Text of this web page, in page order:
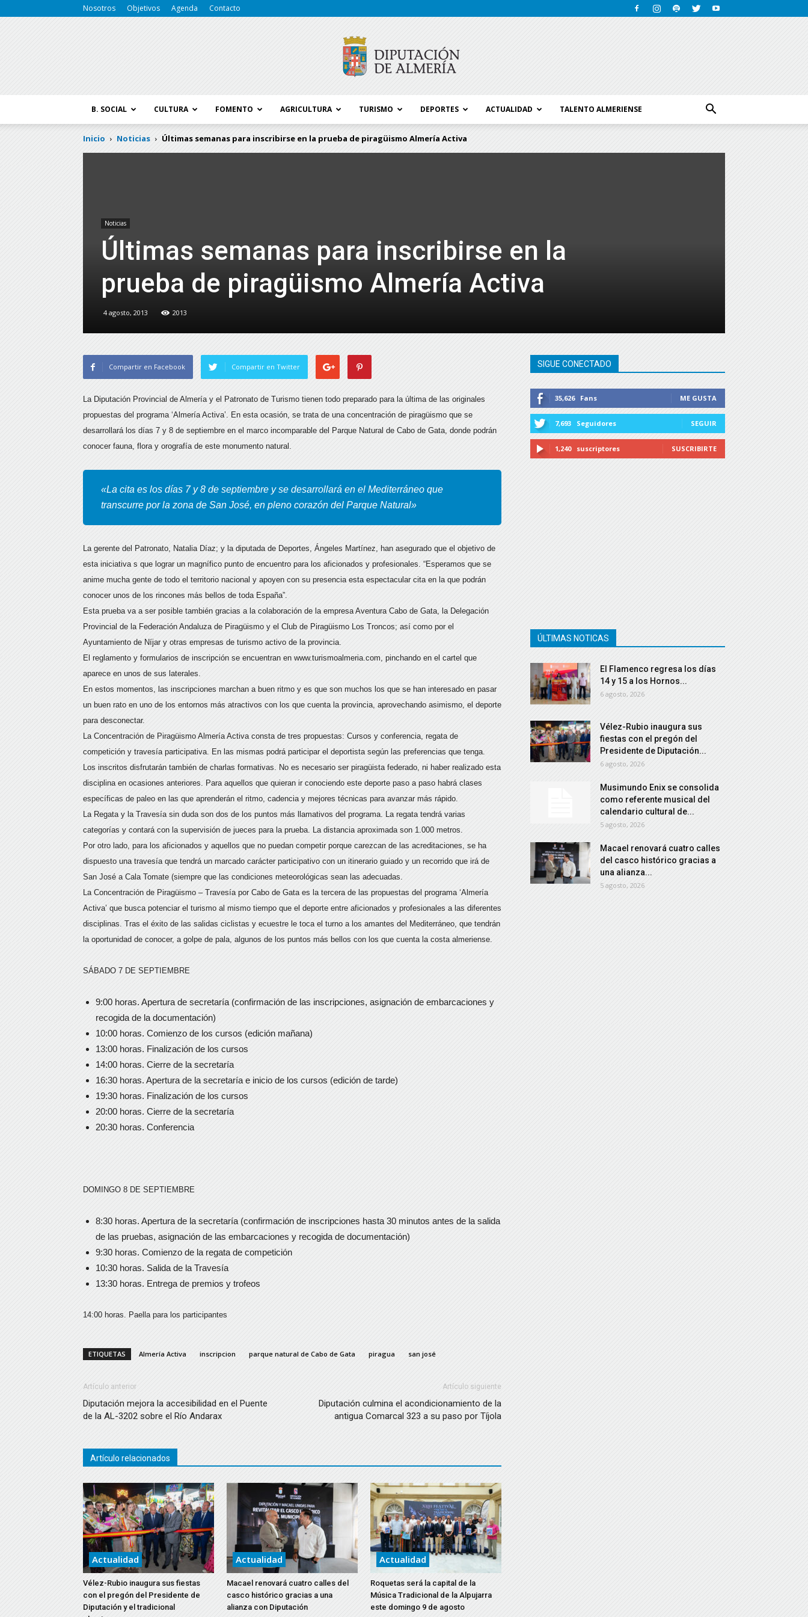
Nosotros Objetivos Agenda Contacto
de
B. SOCIAL CULTURA FOMENTO AGRICULTURA TURISMO DEPORTES ACTUALIDAD TALENTO ALMERIENSE
Inicio Noticias Últimas semanas para inscribirse en la prueba de piragüismo Almería Activa
Noticias
Últimas semanas para inscribirse en la
prueba de piragüismo Almería Activa
4 agosto, 2013 2013
Compartir en Facebook Compartir en Twitter
La Diputación Provincial de Almería y el Patronato de Turismo tienen todo preparado para la última de las originales
propuestas del programa ‘Almería Activa’. En esta ocasión, se trata de una concentración de piragüismo que se
desarrollará los días 7 y 8 de septiembre en el marco incomparable del Parque Natural de Cabo de Gata, donde podrán
conocer fauna, flora y orografía de este monumento natural.
«La cita es los días 7 y 8 de septiembre y se desarrollará en el Mediterráneo que
transcurre por la zona de San José, en pleno corazón del Parque Natural»
La gerente del Patronato, Natalia Díaz; y la diputada de Deportes, Ángeles Martínez, han asegurado que el objetivo de
esta iniciativa s que lograr un magnífico punto de encuentro para los aficionados y profesionales. “Esperamos que se
anime mucha gente de todo el territorio nacional y apoyen con su presencia esta espectacular cita en la que podrán
conocer unos de los rincones más bellos de toda España”.
Esta prueba va a ser posible también gracias a la colaboración de la empresa Aventura Cabo de Gata, la Delegación
Provincial de la Federación Andaluza de Piragüismo y el Club de Piragüismo Los Troncos; así como por el
Ayuntamiento de Níjar y otras empresas de turismo activo de la provincia.
El reglamento y formularios de inscripción se encuentran en www.turismoalmeria.com, pinchando en el cartel que
aparece en unos de sus laterales.
En estos momentos, las inscripciones marchan a buen ritmo y es que son muchos los que se han interesado en pasar
un buen rato en uno de los entornos más atractivos con los que cuenta la provincia, aprovechando asimismo, el deporte
para desconectar.
La Concentración de Piragüismo Almería Activa consta de tres propuestas: Cursos y conferencia, regata de
competición y travesía participativa. En las mismas podrá participar el deportista según las preferencias que tenga.
Los inscritos disfrutarán también de charlas formativas. No es necesario ser piragüista federado, ni haber realizado esta
disciplina en ocasiones anteriores. Para aquellos que quieran ir conociendo este deporte paso a paso habrá clases
específicas de paleo en las que aprenderán el ritmo, cadencia y mejores técnicas para avanzar más rápido.
La Regata y la Travesía sin duda son dos de los puntos más llamativos del programa. La regata tendrá varias
categorías y contará con la supervisión de jueces para la prueba. La distancia aproximada son 1.000 metros.
Por otro lado, para los aficionados y aquellos que no puedan competir porque carezcan de las acreditaciones, se ha
dispuesto una travesía que tendrá un marcado carácter participativo con un itinerario guiado y un recorrido que irá de
San José a Cala Tomate (siempre que las condiciones meteorológicas sean las adecuadas.
La Concentración de Piragüismo – Travesía por Cabo de Gata es la tercera de las propuestas del programa ‘Almería
Activa’ que busca potenciar el turismo al mismo tiempo que el deporte entre aficionados y profesionales a las diferentes
disciplinas. Tras el éxito de las salidas ciclistas y ecuestre le toca el turno a los amantes del Mediterráneo, que tendrán
la oportunidad de conocer, a golpe de pala, algunos de los puntos más bellos con los que cuenta la costa almeriense.
SÁBADO 7 DE SEPTIEMBRE
9:00 horas. Apertura de secretaría (confirmación de las inscripciones, asignación de embarcaciones y
recogida de la documentación)
10:00 horas. Comienzo de los cursos (edición mañana)
13:00 horas. Finalización de los cursos
14:00 horas. Cierre de la secretaría
16:30 horas. Apertura de la secretaría e inicio de los cursos (edición de tarde)
19:30 horas. Finalización de los cursos
20:00 horas. Cierre de la secretaría
20:30 horas. Conferencia
DOMINGO 8 DE SEPTIEMBRE
8:30 horas. Apertura de la secretaría (confirmación de inscripciones hasta 30 minutos antes de la salida
de las pruebas, asignación de las embarcaciones y recogida de documentación)
9:30 horas. Comienzo de la regata de competición
10:30 horas. Salida de la Travesía
13:30 horas. Entrega de premios y trofeos
14:00 horas. Paella para los participantes
ETIQUETAS Almería Activa inscripcion parque natural de Cabo de Gata piragua san josé
Artículo anterior
Diputación mejora la accesibilidad en el Puente
de la AL-3202 sobre el Río Andarax
Artículo siguiente
Diputación culmina el acondicionamiento de la
antigua Comarcal 323 a su paso por Tíjola
Artículo relacionados
Actualidad
Vélez-Rubio inaugura sus fiestas
con el pregón del Presidente de
Diputación y el tradicional
Actualidad
Macael renovará cuatro calles del
casco histórico gracias a una
alianza con Diputación
Actualidad
Roquetas será la capital de la
Música Tradicional de la Alpujarra
este domingo 9 de agosto
SIGUE CONECTADO
35,626 Fans ME GUSTA
7,693 Seguidores SEGUIR
1,240 suscriptores SUSCRIBIRTE
ÚLTIMAS NOTICAS
El Flamenco regresa los días
14 y 15 a los Hornos...
6 agosto, 2026
Vélez-Rubio inaugura sus
fiestas con el pregón del
Presidente de Diputación...
6 agosto, 2026
Musimundo Enix se consolida
como referente musical del
calendario cultural de...
5 agosto, 2026
Macael renovará cuatro calles
del casco histórico gracias a
una alianza...
5 agosto, 2026